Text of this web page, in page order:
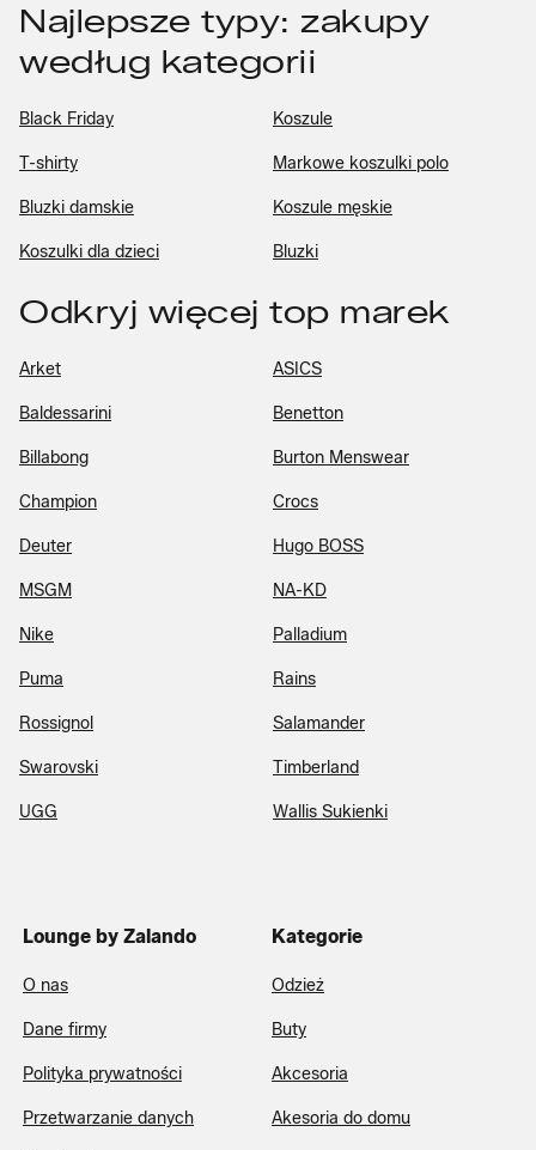
Najlepsze typy: zakupy
według kategorii
Black Friday Koszule
T-shirty Markowe koszulki polo
Bluzki damskie Koszule męskie
Koszulki dla dzieci Bluzki
Odkryj więcej top marek
Arket ASICS
Baldessarini Benetton
Billabong Burton Menswear
Champion Crocs
Deuter Hugo BOSS
MSGM NA-KD
Nike Palladium
Puma Rains
Rossignol Salamander
Swarovski Timberland
UGG Wallis Sukienki
Lounge by Zalando
O nas
Dane firmy
Polityka prywatności
Przetwarzanie danych
Kategorie
Odzież
Buty
Akcesoria
Akesoria do domu